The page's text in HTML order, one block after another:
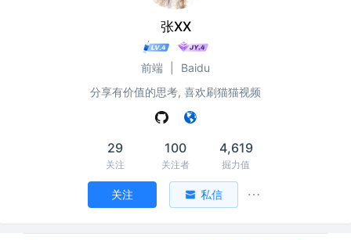
张XX
前端
Baidu
分享有价值的思考, 喜欢刷猫猫视频
29
关注
100
关注者
4,619
掘力值
关注 私信